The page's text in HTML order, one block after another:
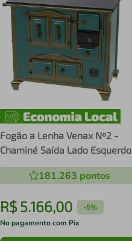
Fogão a Lenha Venax Nº2 -
Chaminé Saída Lado Esquerdo
181.263 pontos
R$ 5.166,00 -5%
No pagamento com Pix